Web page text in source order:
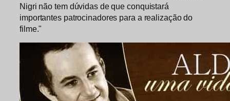
Nigri não tem dúvidas de que conquistará
importantes patrocinadores para a realização do
filme."